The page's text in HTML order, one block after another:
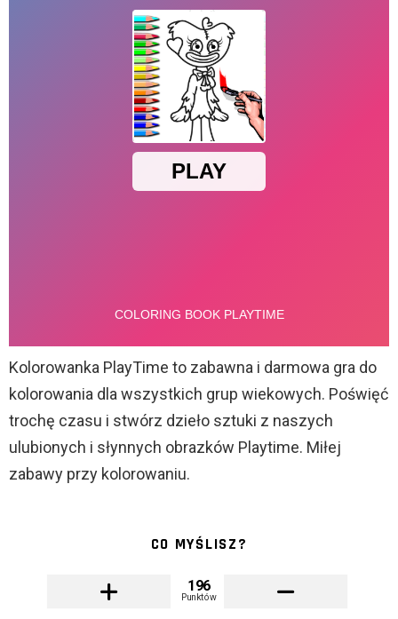
Kolorowanka PlayTime to zabawna i darmowa gra do
kolorowania dla wszystkich grup wiekowych. Poświęć
trochę czasu i stwórz dzieło sztuki z naszych
ulubionych i słynnych obrazków Playtime. Miłej
zabawy przy kolorowaniu.
CO MYŚLISZ?
196
Punktów